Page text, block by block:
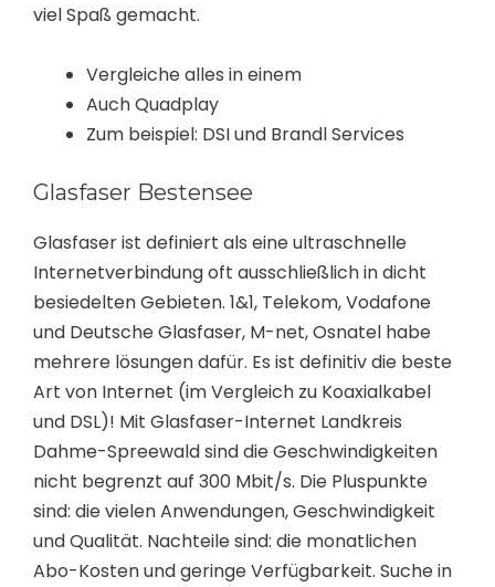
viel Spaß gemacht.
Vergleiche alles in einem
Auch Quadplay
Zum beispiel: DSI und Brandl Services
Glasfaser Bestensee
Glasfaser ist definiert als eine ultraschnelle
Internetverbindung oft ausschließlich in dicht
besiedelten Gebieten. 1&1, Telekom, Vodafone
und Deutsche Glasfaser, M-net, Osnatel habe
mehrere lösungen dafür. Es ist definitiv die beste
Art von Internet (im Vergleich zu Koaxialkabel
und DSL)! Mit Glasfaser-Internet Landkreis
Dahme-Spreewald sind die Geschwindigkeiten
nicht begrenzt auf 300 Mbit/s. Die Pluspunkte
sind: die vielen Anwendungen, Geschwindigkeit
und Qualität. Nachteile sind: die monatlichen
Abo-Kosten und geringe Verfügbarkeit. Suche in